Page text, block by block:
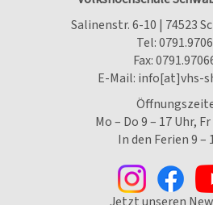
Salinenstr. 6-10 | 74523
Tel:
Fax:
E-Mail: info[at]vhs-
Mo – Do 9 – 17 Uhr,
In den Ferien 9 –